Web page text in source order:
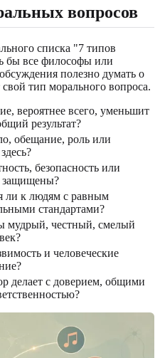
вопросов
списка "7 типов
бы все философы или
полезно думать о
тип морального вопроса.
вероятнее всего, уменьшит
результат?
обещание, роль или
безопасность или
защищены?
ли к людям с равным
стандартами?
мудрый, честный, смелый
и человеческие
делает с доверием, общими